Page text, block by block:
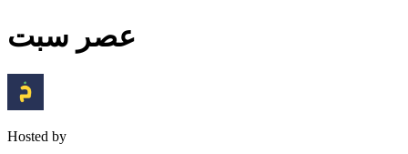
عصر سبت
Hosted by